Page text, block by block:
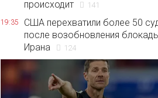
происходит
141
19:35
США перехватили более 50
после возобновления
Ирана
124